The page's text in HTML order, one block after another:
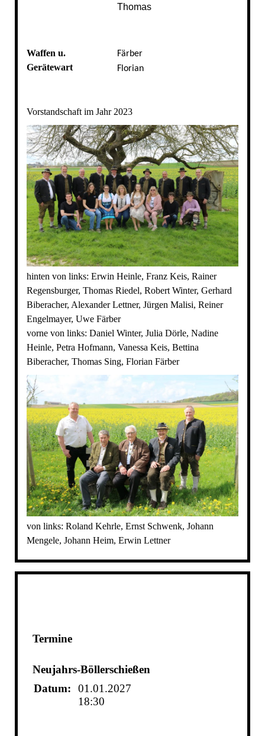
Thomas
Waffen u.
Gerätewart
Färber
Florian
Vorstandschaft im Jahr 2023
hinten von links: Erwin Heinle, Franz Keis, Rainer
Regensburger, Thomas Riedel, Robert Winter, Gerhard
Biberacher, Alexander Lettner, Jürgen Malisi, Reiner
Engelmayer, Uwe Färber
vorne von links: Daniel Winter, Julia Dörle, Nadine
Heinle, Petra Hofmann, Vanessa Keis, Bettina
Biberacher, Thomas Sing, Florian Färber
von links: Roland Kehrle, Ernst Schwenk, Johann
Mengele, Johann Heim, Erwin Lettner
Termine
Neujahrs-Böllerschießen
Datum:
01.01.2027
18:30